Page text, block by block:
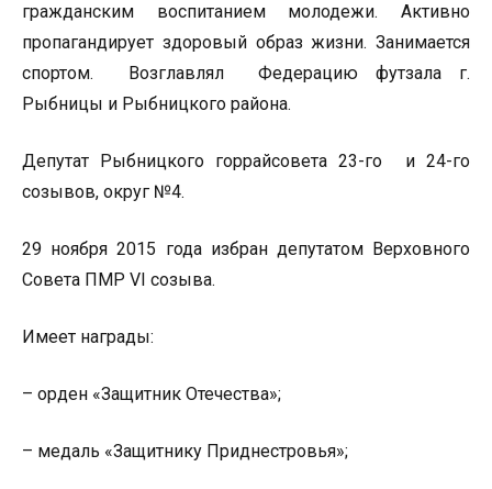
гражданским воспитанием молодежи. Активно
пропагандирует здоровый образ жизни. Занимается
спортом. Возглавлял Федерацию футзала г.
Рыбницы и Рыбницкого района.
Депутат Рыбницкого горрайсовета 23-го и 24-го
созывов, округ №4.
29 ноября 2015 года избран депутатом Верховного
Совета ПМР VI созыва.
Имеет награды:
– орден «Защитник Отечества»;
– медаль «Защитнику Приднестровья»;